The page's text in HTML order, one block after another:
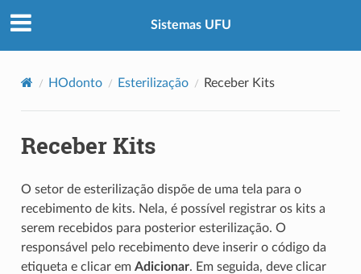
Sistemas UFU
HOdonto Esterilização Receber Kits
Receber Kits
O setor de esterilização dispõe de uma tela para o
recebimento de kits. Nela, é possível registrar os kits a
serem recebidos para posterior esterilização. O
responsável pelo recebimento deve inserir o código da
etiqueta e clicar em Adicionar. Em seguida, deve clicar